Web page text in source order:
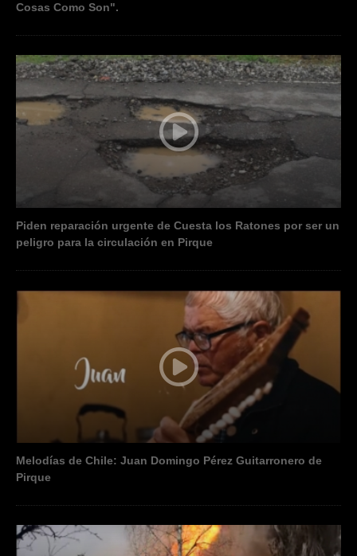
Cosas Como Son".
Piden reparación urgente de Cuesta los Ratones por ser un
peligro para la circulación en Pirque
Melodías de Chile: Juan Domingo Pérez Guitarronero de
Pirque